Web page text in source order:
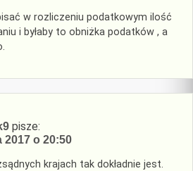
w rozliczeniu podatkowym ilość
i byłaby to obniżka podatków , a
pisze:
2017 o 20:50
krajach tak dokładnie jest.